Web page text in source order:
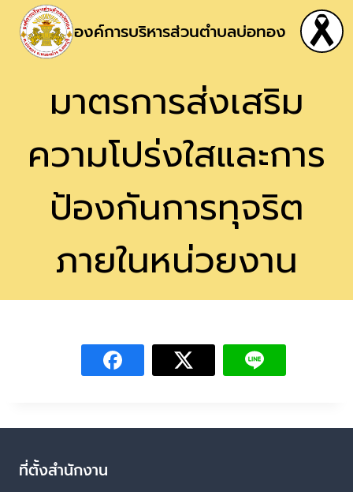
องค์การบริหารส่วนตำบลบ่อทอง
มาตรการส่งเสริม
ความโปร่งใสและการ
ป้องกันการทุจริต
ภายในหน่วยงาน
ที่ตั้งสำนักงาน